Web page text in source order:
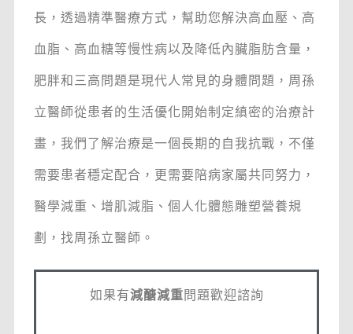
長，透過精準醫療方式，幫助您解決高血壓、高
血脂、高血糖等慢性病以及降低內臟脂肪含量，
肥胖和三高問題是現代人常見的身體問題，周孫
立醫師從患者的生活優化開始制定縝密的治療計
畫，我們了解治療是一個長期的自我抗戰，不僅
需要患者穩定配合，更需要陪病家屬共同努力，
醫學減重、增肌減脂、個人化體態雕塑營養規
劃，找周孫立醫師。
如果有減醣減重問題歡迎諮詢